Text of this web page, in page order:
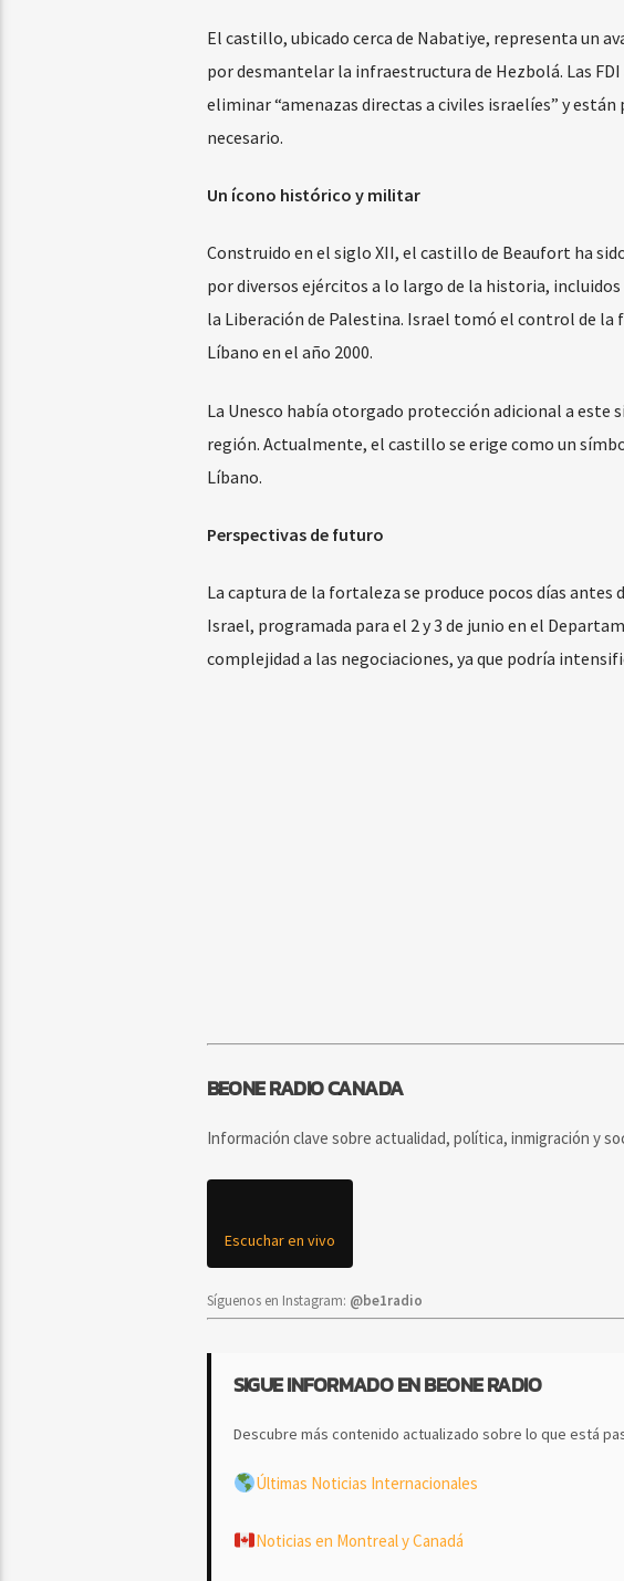
El castillo, ubicado cerca de Nabatiye, representa un
por desmantelar la infraestructura de Hezbolá. Las
eliminar “amenazas directas a civiles israelíes” y
necesario.
Un ícono histórico y militar
Construido en el siglo XII, el castillo de Beaufort ha
por diversos ejércitos a lo largo de la historia,
la Liberación de Palestina. Israel tomó el control de
Líbano en el año 2000.
La Unesco había otorgado protección adicional a
región. Actualmente, el castillo se erige como un
Líbano.
Perspectivas de futuro
La captura de la fortaleza se produce pocos días antes
Israel, programada para el 2 y 3 de junio en el
complejidad a las negociaciones, ya que podría
BEONE RADIO CANADA
Información clave sobre actualidad, política, inmigración y
Escuchar en vivo
Síguenos en Instagram: @be1radio
SIGUE INFORMADO EN BEONE RADIO
Descubre más contenido actualizado sobre lo que está
Últimas Noticias Internacionales
Noticias en Montreal y Canadá